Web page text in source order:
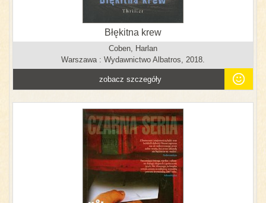
Błękitna krew
Coben, Harlan
Warszawa : Wydawnictwo Albatros, 2018.
zobacz szczegóły